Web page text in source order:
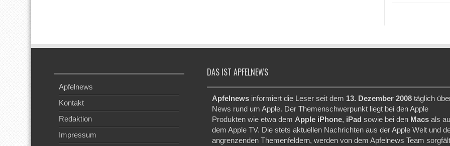
Apfelnews
Kontakt
Redaktion
Impressum
DAS IST APFELNEWS
Apfelnews informiert die Leser seit dem 13. Dezember 2008 täglich
News rund um Apple. Der Themenschwerpunkt liegt bei den Apple
Produkten wie etwa dem Apple iPhone, iPad sowie bei den Macs als
dem Apple TV. Die stets aktuellen Nachrichten aus der Apple Welt und
angrenzenden Themenfeldern, werden von dem Apfelnews Team